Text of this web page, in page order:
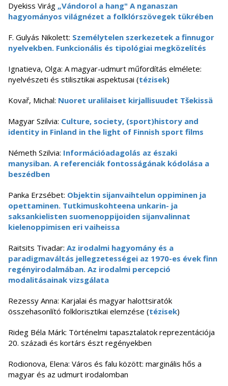
Dyekiss Virág „Vándorol a hang" A nganaszan
hagyományos világnézet a folklórszövegek tükrében
F. Gulyás Nikolett: Személytelen szerkezetek a finnugor
nyelvekben. Funkcionális és tipológiai megközelítés
Ignatieva, Olga: A magyar-udmurt műfordítás elmélete:
nyelvészeti és stilisztikai aspektusai (tézisek)
Kovař, Michal: Nuoret uralilaiset kirjallisuudet Tšekissä
Magyar Szilvia: Culture, society, (sport)history and
identity in Finland in the light of Finnish sport films
Németh Szilvia: Információadagolás az északi
manysiban. A referenciák fontosságának kódolása a
beszédben
Panka Erzsébet: Objektin sijanvaihtelun oppiminen ja
opettaminen. Tutkimuskohteena unkarin- ja
saksankielisten suomenoppijoiden sijanvalinnat
kielenoppimisen eri vaiheissa
Raitsits Tivadar: Az irodalmi hagyomány és a
paradigmaváltás jellegzetességei az 1970-es évek finn
regényirodalmában. Az irodalmi percepció
modalitásainak vizsgálata
Rezessy Anna: Karjalai és magyar halottsiratók
összehasonlító folklorisztikai elemzése (tézisek)
Rideg Béla Márk: Történelmi tapasztalatok reprezentációja
20. századi és kortárs észt regényekben
Rodionova, Elena: Város és falu között: marginális hős a
magyar és az udmurt irodalomban